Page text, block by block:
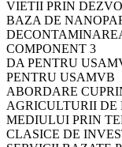
VIETII PRIN
BAZA DE
COMPONENT 3
DA PENTRU
PENTRU USAMVB
ABORDARE
AGRICULTURII DE
MEDIULUI PRIN
CLASICE DE